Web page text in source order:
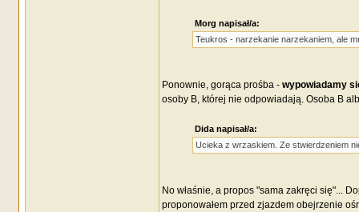
Morg napisał/a:
Teukros - narzekanie narzekaniem, ale
Ponownie, gorąca prośba - wypowiadamy
osoby B, której nie odpowiadają. Osoba B
Dida napisał/a:
Ucieka z wrzaskiem. Ze stwierdzeniem
No właśnie, a propos "sama zakręci się"...
proponowałem przed zjazdem obejrzenie